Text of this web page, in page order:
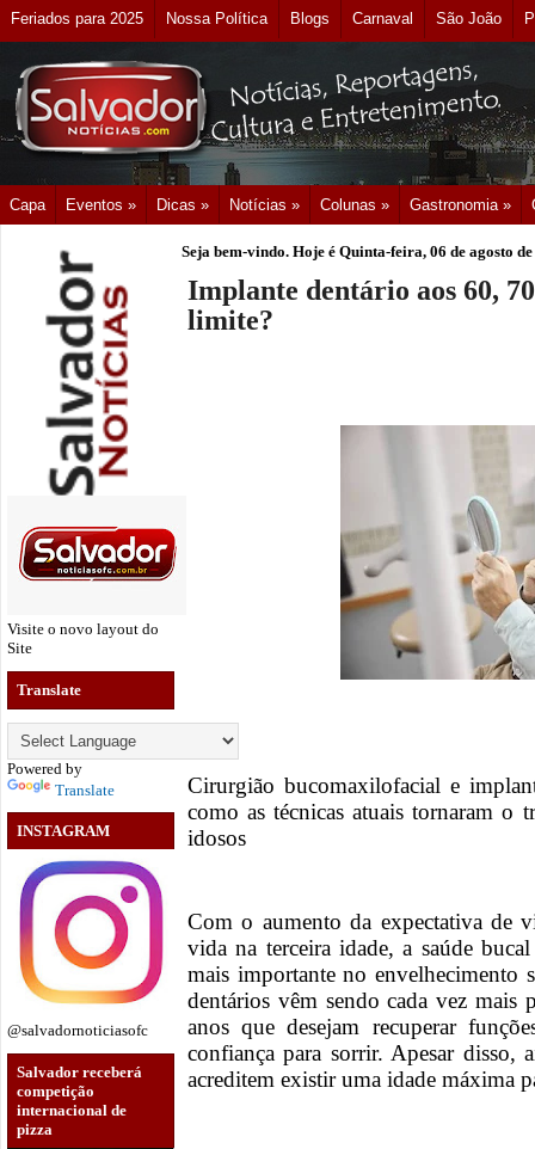
Feriados para 2025 Nossa Política Blogs Carnaval São João
Capa Eventos » Dicas » Notícias » Colunas » Gastronomia »
Visite o novo layout do
Site
Translate
Powered by
Translate
INSTAGRAM
@salvadornoticiasofc
Salvador receberá
competição
internacional de
pizza
Seja bem-vindo. Hoje é Quinta-feira, 06 de agosto
Implante dentário aos 60,
limite?
Cirurgião bucomaxilofacial e
como as técnicas atuais tornaram o
idosos
Com o aumento da expectativa de
vida na terceira idade, a saúde
mais importante no envelhecimento
dentários vêm sendo cada vez mais
anos que desejam recuperar
confiança para sorrir. Apesar disso,
acreditem existir uma idade máxima